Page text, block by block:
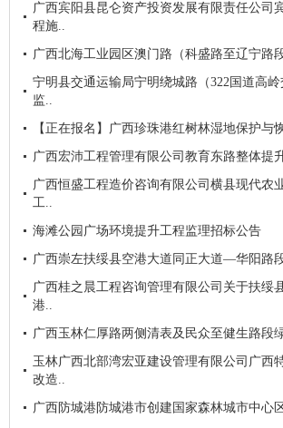
广西宾阳县昆仑资产投资发展有限责任公司
程施..
广西北海工业园区澳门路（科盛路至辽宁路
宁明县交通运输局宁明绕城路（322国道高
监..
【正在报名】广西珍珠港红树林湿地保护
广西宏沛工程管理有限公司教育东路整体提
广西恒盛工程造价咨询有限公司横县现代农
工..
海滩公园广场环境提升工程监理招标公告
广西崇左扶绥县空港大道同正大道—华阳路
广西桂之晨工程咨询管理有限公司关于扶绥
港..
广西玉林仁厚路两侧清表及民众至健生路段
玉林广西北部湾宏亚建设管理有限公司广西
改造..
广西防城港防城港市创建国家森林城市中心